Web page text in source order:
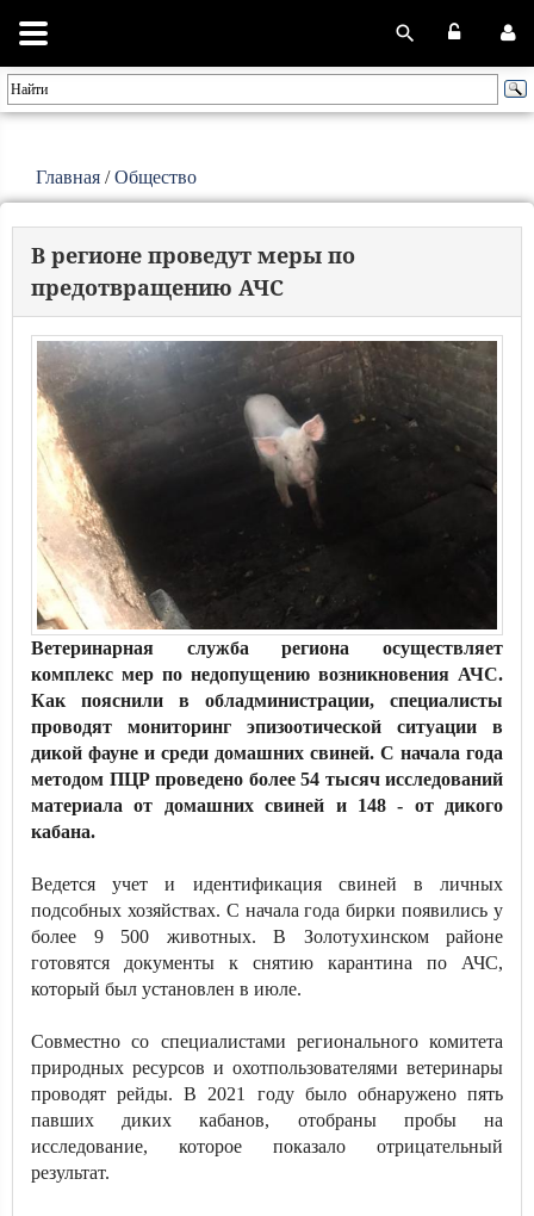
Главная /Общество
В регионе проведут меры по
предотвращению АЧС
Ветеринарная служба региона осуществляет
комплекс мер по недопущению возникновения АЧС.
Как пояснили в обладминистрации, специалисты
проводят мониторинг эпизоотической ситуации в
дикой фауне и среди домашних свиней. С начала года
методом ПЦР проведено более 54 тысяч исследований
материала от домашних свиней и 148 - от дикого
кабана.
Ведется учет и идентификация свиней в личных
подсобных хозяйствах. С начала года бирки появились у
более 9 500 животных. В Золотухинском районе
готовятся документы к снятию карантина по АЧС,
который был установлен в июле.
Совместно со специалистами регионального комитета
природных ресурсов и охотпользователями ветеринары
проводят рейды. В 2021 году было обнаружено пять
павших диких кабанов, отобраны пробы на
исследование, которое показало отрицательный
результат.